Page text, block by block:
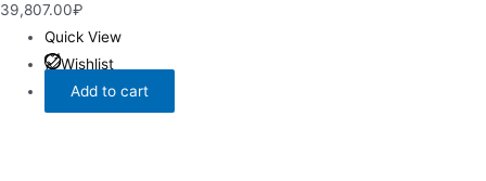
39,807.00₽
Quick View
Wishlist
Add to cart